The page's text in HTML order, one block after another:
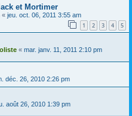
et Mortimer
« jeu. oct. 06, 2011 3:55 am
1 2 3 4 5
« mar. janv. 11, 2011 2:10 pm
déc. 26, 2010 2:26 pm
août 26, 2010 1:39 pm